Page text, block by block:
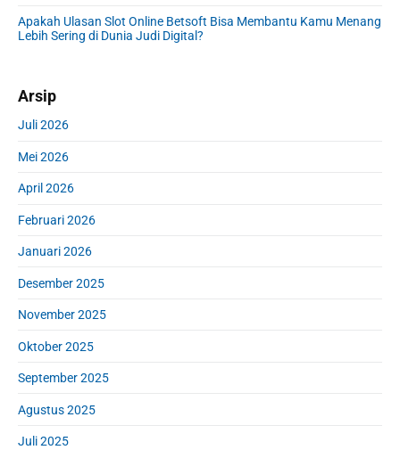
Apakah Ulasan Slot Online Betsoft Bisa Membantu Kamu Menang
Lebih Sering di Dunia Judi Digital?
Arsip
Juli 2026
Mei 2026
April 2026
Februari 2026
Januari 2026
Desember 2025
November 2025
Oktober 2025
September 2025
Agustus 2025
Juli 2025